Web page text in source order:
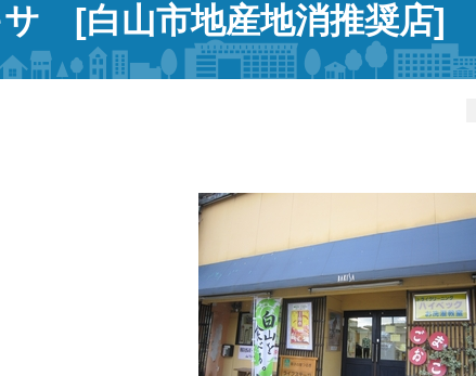
[白山市地産地消推奨店]